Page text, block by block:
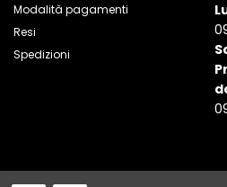
Modalità pagamenti
Resi
Spedizioni